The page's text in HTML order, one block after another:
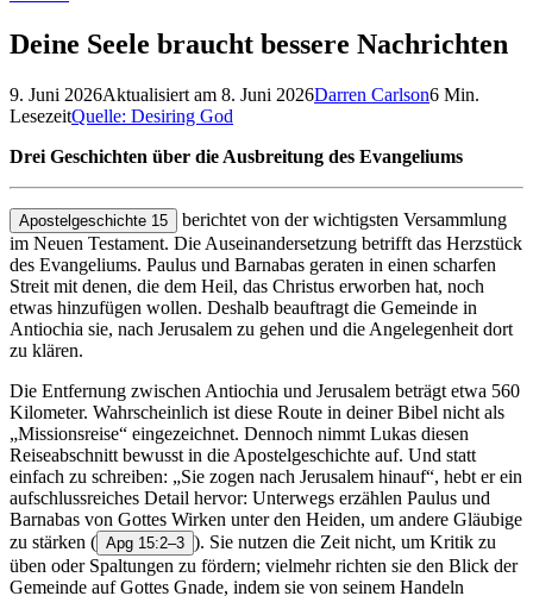
Deine Seele braucht bessere Nachrichten
9. Juni 2026Aktualisiert am 8. Juni 2026Darren Carlson6 Min.
LesezeitQuelle: Desiring God
Drei Geschichten über die Ausbreitung des Evangeliums
Apostelgeschichte 15
berichtet von der wichtigsten Versammlung
im Neuen Testament. Die Auseinandersetzung betrifft das Herzstück
des Evangeliums. Paulus und Barnabas geraten in einen scharfen
Streit mit denen, die dem Heil, das Christus erworben hat, noch
etwas hinzufügen wollen. Deshalb beauftragt die Gemeinde in
Antiochia sie, nach Jerusalem zu gehen und die Angelegenheit dort
zu klären.
Die Entfernung zwischen Antiochia und Jerusalem beträgt etwa 560
Kilometer. Wahrscheinlich ist diese Route in deiner Bibel nicht als
„Missionsreise“ eingezeichnet. Dennoch nimmt Lukas diesen
Reiseabschnitt bewusst in die Apostelgeschichte auf. Und statt
einfach zu schreiben: „Sie zogen nach Jerusalem hinauf“, hebt er ein
aufschlussreiches Detail hervor: Unterwegs erzählen Paulus und
Barnabas von Gottes Wirken unter den Heiden, um andere Gläubige
zu stärken ( Apg 15:2–3 ). Sie nutzen die Zeit nicht, um Kritik zu
üben oder Spaltungen zu fördern; vielmehr richten sie den Blick der
Gemeinde auf Gottes Gnade, indem sie von seinem Handeln